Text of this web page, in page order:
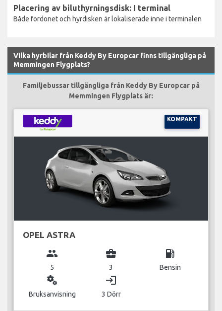
Placering av biluthyrningsdisk: I terminal
Både fordonet och hyrdisken är lokaliserade inne i terminalen
Vilka hyrbilar från Keddy By Europcar finns tillgängliga på
Memmingen Flygplats?
Familjebussar tillgängliga från Keddy By Europcar på
Memmingen Flygplats är:
KOMPAKT
OPEL ASTRA
group
5
business_center
3
local_gas_station
Bensin
miscellaneous_services
Bruksanvisning
login
3 Dörr